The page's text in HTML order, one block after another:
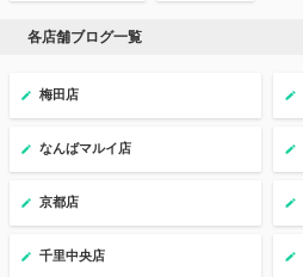
各店舗ブログ一覧
梅田店
なんばマルイ店
京都店
千里中央店